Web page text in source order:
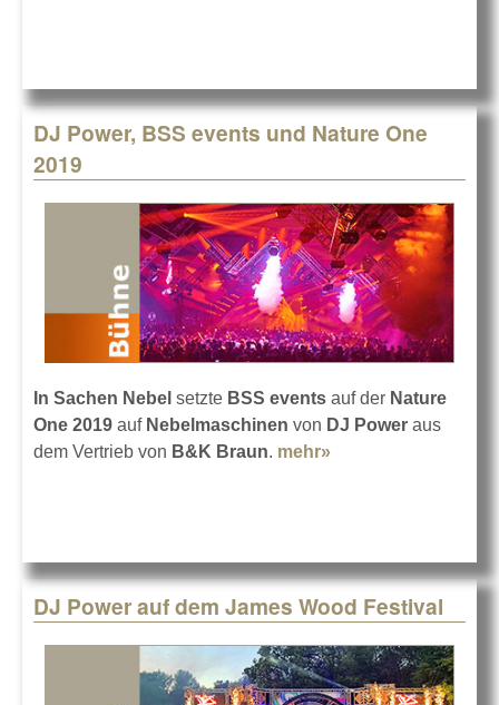
DJ Power, BSS events und Nature One
2019
In Sachen Nebel setzte BSS events auf der Nature
One 2019 auf Nebelmaschinen von DJ Power aus
dem Vertrieb von B&K Braun. mehr»
DJ Power auf dem James Wood Festival